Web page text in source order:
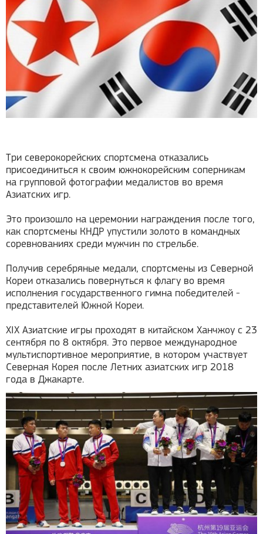
Три северокорейских спортсмена отказались
присоединиться к своим южнокорейским соперникам
на групповой фотографии медалистов во время
Азиатских игр.
Это произошло на церемонии награждения после того,
как спортсмены КНДР упустили золото в командных
соревнованиях среди мужчин по стрельбе.
Получив серебряные медали, спортсмены из Северной
Кореи отказались повернуться к флагу во время
исполнения государственного гимна победителей -
представителей Южной Кореи.
XIX Азиатские игры проходят в китайском Ханчжоу с 23
сентября по 8 октября. Это первое международное
мультиспортивное мероприятие, в котором участвует
Северная Корея после Летних азиатских игр 2018
года в Джакарте.